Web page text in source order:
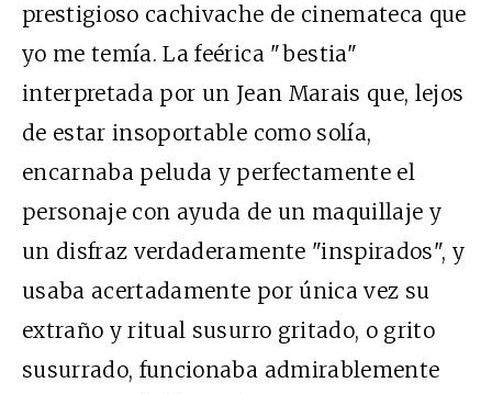
prestigioso cachivache de cinemateca que
yo me temía. La feérica "bestia"
interpretada por un Jean Marais que, lejos
de estar insoportable como solía,
encarnaba peluda y perfectamente el
personaje con ayuda de un maquillaje y
un disfraz verdaderamente "inspirados", y
usaba acertadamente por única vez su
extraño y ritual susurro gritado, o grito
susurrado, funcionaba admirablemente